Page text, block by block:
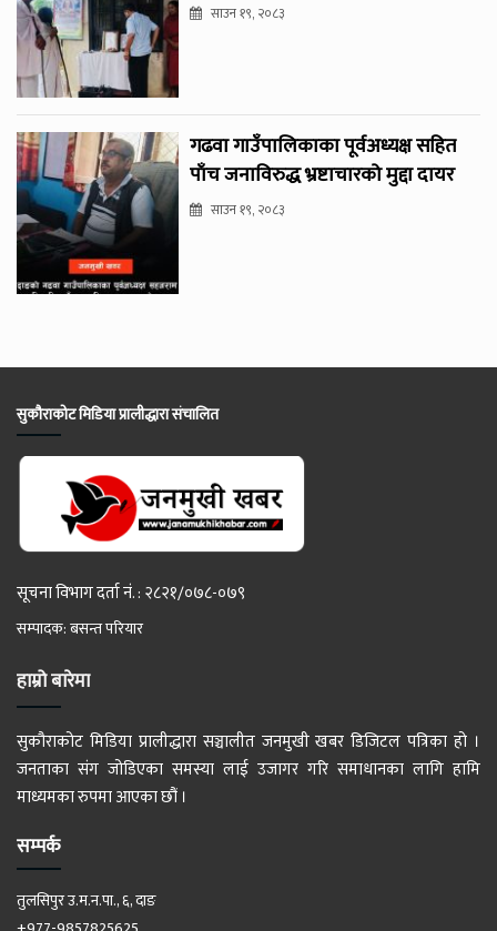
साउन १९, २०८३
गढवा गाउँपालिकाका पूर्वअध्यक्ष सहित
पाँच जनाविरुद्ध भ्रष्टाचारको मुद्दा दायर
साउन १९, २०८३
सुकौराकोट मिडिया प्रालीद्धारा संचालित
सूचना विभाग दर्ता नं. : २८२१/०७८-०७९
सम्पादक: बसन्त परियार
हाम्रो बारेमा
सुकौराकोट मिडिया प्रालीद्धारा सञ्चालीत जनमुखी खबर डिजिटल पत्रिका हो ।
जनताका संग जोडिएका समस्या लाई उजागर गरि समाधानका लागि हामि
माध्यमका रुपमा आएका छौं ।
सम्पर्क
तुलसिपुर उ.म.न.पा., ६, दाङ